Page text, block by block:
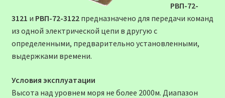
РВП-72-
3121 и РВП-72-3122предназначено для передачи команд
из одной электрической цепи в другую с
определенными, предварительно установленными,
выдержками времени.
Условия эксплуатации
Высота над уровнем моря не более 2000м. Диапазон